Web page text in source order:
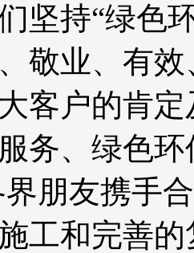
坚持“绿色
敬业、有
客户的肯
务、绿色
朋友携手
工和完善